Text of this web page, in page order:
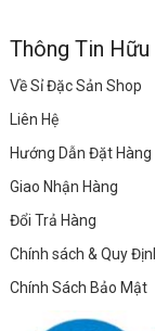
Thông Tin Hữu
Về Sỉ Đặc Sản Shop
Liên Hệ
Hướng Dẫn Đặt Hàng
Giao Nhận Hàng
Đổi Trả Hàng
Chính sách & Quy
Chính Sách Bảo Mật